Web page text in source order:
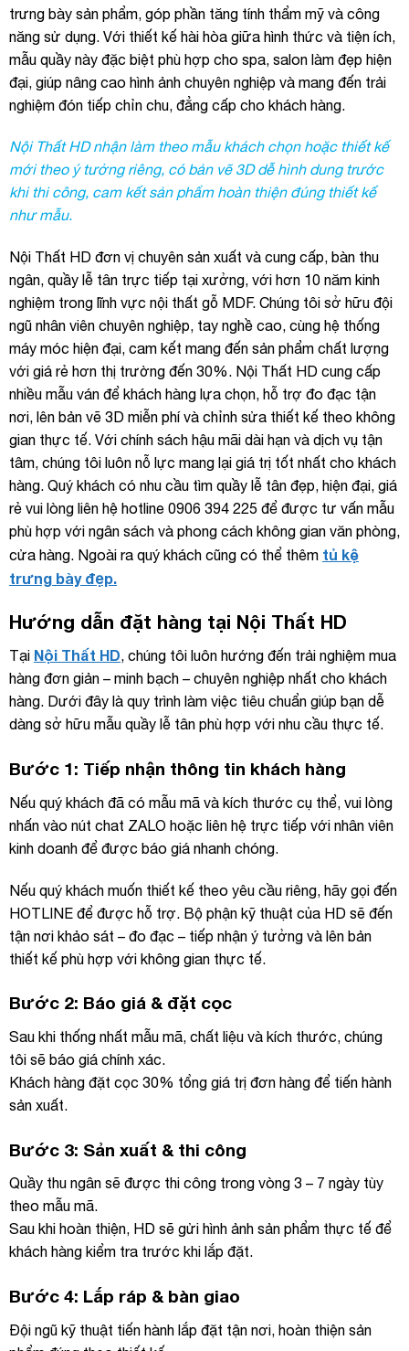
trưng bày sản phẩm, góp phần tăng tính thẩm mỹ và công
năng sử dụng. Với thiết kế hài hòa giữa hình thức và tiện ích,
mẫu quầy này đặc biệt phù hợp cho spa, salon làm đẹp hiện
đại, giúp nâng cao hình ảnh chuyên nghiệp và mang đến trải
nghiệm đón tiếp chỉn chu, đẳng cấp cho khách hàng.
Nội Thất HD nhận làm theo mẫu khách chọn hoặc thiết kế
mới theo ý tưởng riêng, có bản vẽ 3D dễ hình dung trước
khi thi công, cam kết sản phẩm hoàn thiện đúng thiết kế
như mẫu.
Nội Thất HD đơn vị chuyên sản xuất và cung cấp, bàn thu
ngân, quầy lễ tân trực tiếp tại xưởng, với hơn 10 năm kinh
nghiệm trong lĩnh vực nội thất gỗ MDF. Chúng tôi sở hữu đội
ngũ nhân viên chuyên nghiệp, tay nghề cao, cùng hệ thống
máy móc hiện đại, cam kết mang đến sản phẩm chất lượng
với giá rẻ hơn thị trường đến 30%. Nội Thất HD cung cấp
nhiều mẫu ván để khách hàng lựa chọn, hỗ trợ đo đạc tận
nơi, lên bản vẽ 3D miễn phí và chỉnh sửa thiết kế theo không
gian thực tế. Với chính sách hậu mãi dài hạn và dịch vụ tận
tâm, chúng tôi luôn nỗ lực mang lại giá trị tốt nhất cho khách
hàng. Quý khách có nhu cầu tìm quầy lễ tân đẹp, hiện đại, giá
rẻ vui lòng liên hệ hotline 0906 394 225 để được tư vấn mẫu
phù hợp với ngân sách và phong cách không gian văn phòng,
cửa hàng. Ngoài ra quý khách cũng có thể thêm tủ kệ
trưng bày đẹp.
Hướng dẫn đặt hàng tại Nội Thất HD
Tại Nội Thất HD, chúng tôi luôn hướng đến trải nghiệm mua
hàng đơn giản – minh bạch – chuyên nghiệp nhất cho khách
hàng. Dưới đây là quy trình làm việc tiêu chuẩn giúp bạn dễ
dàng sở hữu mẫu quầy lễ tân phù hợp với nhu cầu thực tế.
Bước 1: Tiếp nhận thông tin khách hàng
Nếu quý khách đã có mẫu mã và kích thước cụ thể, vui lòng
nhấn vào nút chat ZALO hoặc liên hệ trực tiếp với nhân viên
kinh doanh để được báo giá nhanh chóng.
Nếu quý khách muốn thiết kế theo yêu cầu riêng, hãy gọi đến
HOTLINE để được hỗ trợ. Bộ phận kỹ thuật của HD sẽ đến
tận nơi khảo sát – đo đạc – tiếp nhận ý tưởng và lên bản
thiết kế phù hợp với không gian thực tế.
Bước 2: Báo giá & đặt cọc
Sau khi thống nhất mẫu mã, chất liệu và kích thước, chúng
tôi sẽ báo giá chính xác.
Khách hàng đặt cọc 30% tổng giá trị đơn hàng để tiến hành
sản xuất.
Bước 3: Sản xuất & thi công
Quầy thu ngân sẽ được thi công trong vòng 3 – 7 ngày tùy
theo mẫu mã.
Sau khi hoàn thiện, HD sẽ gửi hình ảnh sản phẩm thực tế để
khách hàng kiểm tra trước khi lắp đặt.
Bước 4: Lắp ráp & bàn giao
Đội ngũ kỹ thuật tiến hành lắp đặt tận nơi, hoàn thiện sản